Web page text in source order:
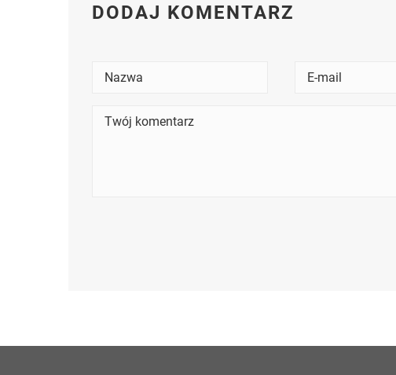
DODAJ KOMENTARZ